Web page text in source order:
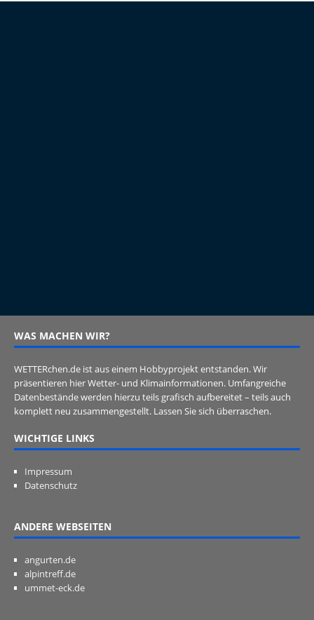
WAS MACHEN WIR?
WETTERchen.de ist aus einem Hobbyprojekt entstanden. Wir
präsentieren hier Wetter- und Klimainformationen. Umfangreiche
Datenbestände werden hierzu teils grafisch aufbereitet – teils auch
komplett neu zusammengestellt. Lassen Sie sich überraschen.
WICHTIGE LINKS
Impressum
Datenschutz
ANDERE WEBSEITEN
angurten.de
alpintreff.de
ummet-eck.de